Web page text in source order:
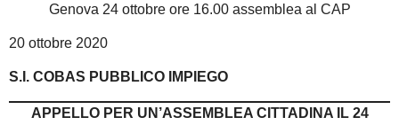
Genova 24 ottobre ore 16.00 assemblea al CAP
20 ottobre 2020
S.I. COBAS PUBBLICO IMPIEGO
APPELLO PER UN’ASSEMBLEA CITTADINA IL 24